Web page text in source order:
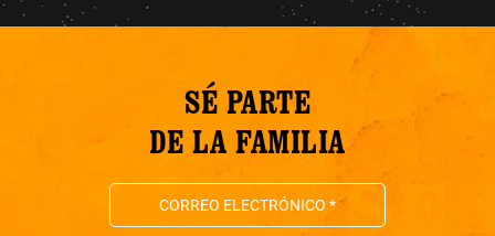
SÉ PARTE
DE LA FAMILIA